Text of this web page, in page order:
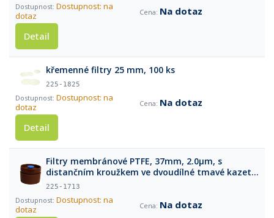
Dostupnost: na
dotaz
Na dotaz
Detail
křemenné filtry 25 mm, 100 ks
225-1825
Dostupnost: na
dotaz
Na dotaz
Detail
Filtry membránové PTFE, 37mm, 2.0µm, s
distančním kroužkem ve dvoudílné tmavé kazetě,
50ks
225-1713
Dostupnost: na
dotaz
Na dotaz